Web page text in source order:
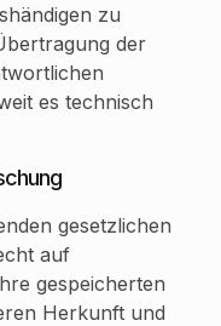
zu
der
es technisch
gesetzlichen
auf
gespeicherten
Herkunft und